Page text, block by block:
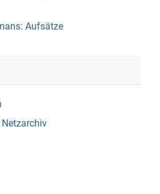
Aufsätze